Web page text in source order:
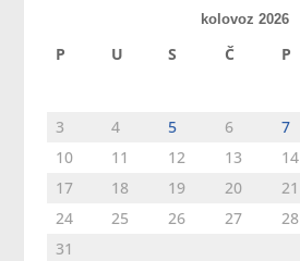
kolovoz 2026
P U S Č P
3
4 5 6 7
10
11 12 13 14
17
18 19 20 21
24
25 26 27 28
31